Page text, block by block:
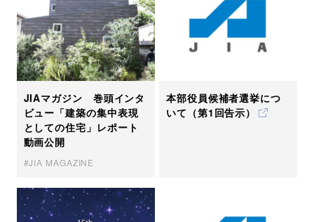
JIAマガジン 巻頭インタ
ビュー「建築の集中表現
としての住宅」レポート
動画公開
JIA MAGAZINE
本部役員候補者選挙につ
いて（第1回告示）